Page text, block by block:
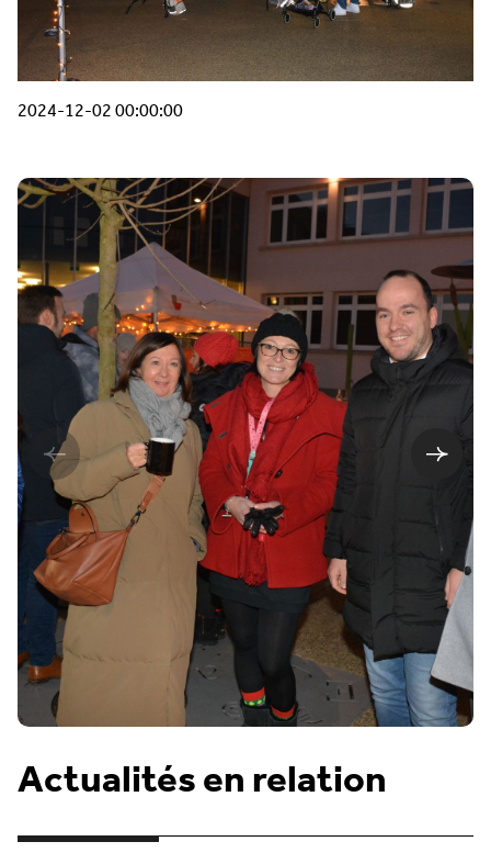
2024-12-02 00:00:00
Actualités en relation